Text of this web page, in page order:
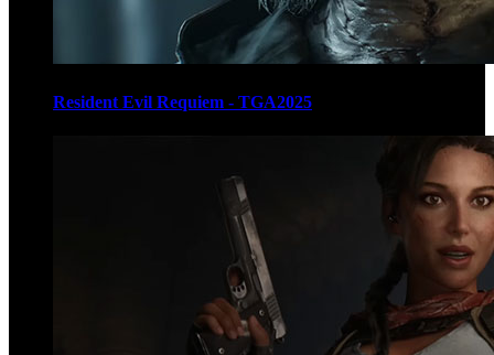
Resident Evil Requiem - TGA2025